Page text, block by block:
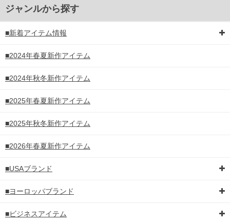
ジャンルから探す
■新着アイテム情報
■2024年春夏新作アイテム
■2024年秋冬新作アイテム
■2025年春夏新作アイテム
■2025年秋冬新作アイテム
■2026年春夏新作アイテム
■USAブランド
■ヨーロッパブランド
■ビジネスアイテム